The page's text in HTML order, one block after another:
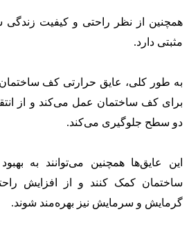
همچنین از نظر راحتی و کیفیت زندگی
مثبتی دارد.
به طور کلی، عایق حرارتی کف
برای کف ساختمان عمل می‌کند و از
دو سطح جلوگیری می‌کند.
این عایق‌ها همچنین می‌توانند به
ساختمان کمک کنند و از افزایش
گرمایش و سرمایش نیز بهره‌مند شوند.